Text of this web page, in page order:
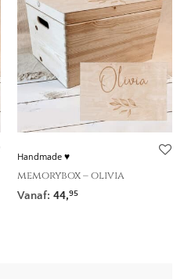
Handmade ♥
memorybox – olivia
Vanaf: 44,95